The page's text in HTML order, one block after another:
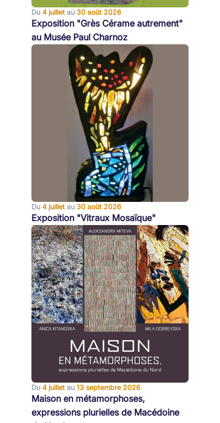
Du 4 juillet au 30 août 2026
Exposition "Grès Cérame autrement"
au Musée Paul Charnoz
Du 4 juillet au 30 août 2026
Exposition "Vitraux Mosaïque"
Du 4 juillet au 13 septembre 2026
Maison en métamorphoses,
expressions plurielles de Macédoine